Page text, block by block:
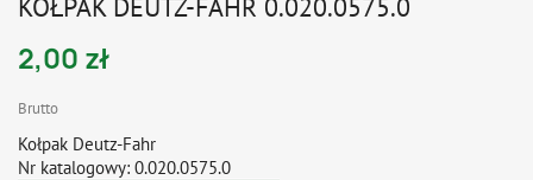
KOŁPAK DEUTZ-FAHR 0.020.0575.0
2,00 zł
Brutto
Kołpak Deutz-Fahr
Nr katalogowy: 0.020.0575.0